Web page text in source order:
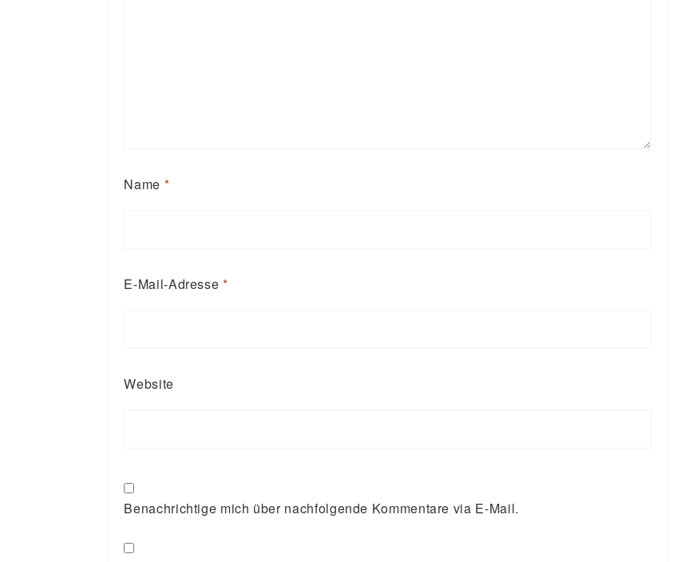
Name *
E-Mail-Adresse *
Website
Benachrichtige mich über nachfolgende Kommentare via E-Mail.